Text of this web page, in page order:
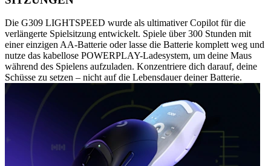
Die G309 LIGHTSPEED wurde als ultimativer Copilot für die
verlängerte Spielsitzung entwickelt. Spiele über 300 Stunden mit
einer einzigen AA-Batterie oder lasse die Batterie komplett weg und
nutze das kabellose POWERPLAY-Ladesystem, um deine Maus
während des Spielens aufzuladen. Konzentriere dich darauf, deine
Schüsse zu setzen – nicht auf die Lebensdauer deiner Batterie.